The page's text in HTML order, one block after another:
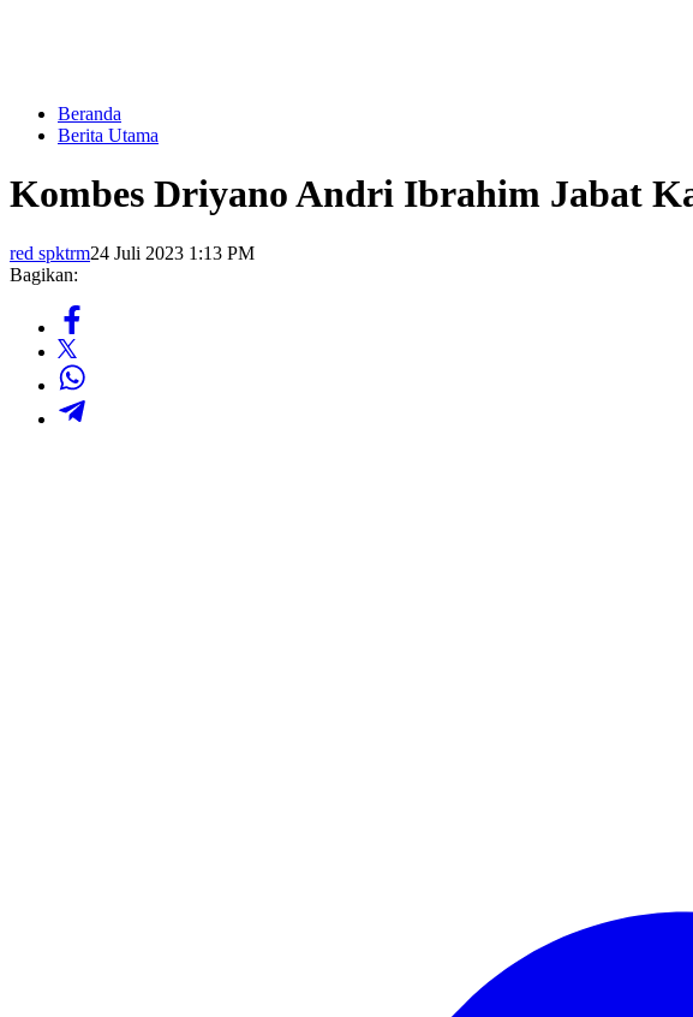
Beranda
Berita Utama
Kombes Driyano Andri Ibrahim Jabat
red spktrm24 Juli 2023 1:13 PM
Bagikan: